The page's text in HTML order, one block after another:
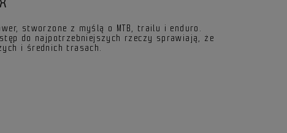
stworzone z myślą o MTB, trailu i enduro.
do najpotrzebniejszych rzeczy sprawiają, że
i średnich trasach.